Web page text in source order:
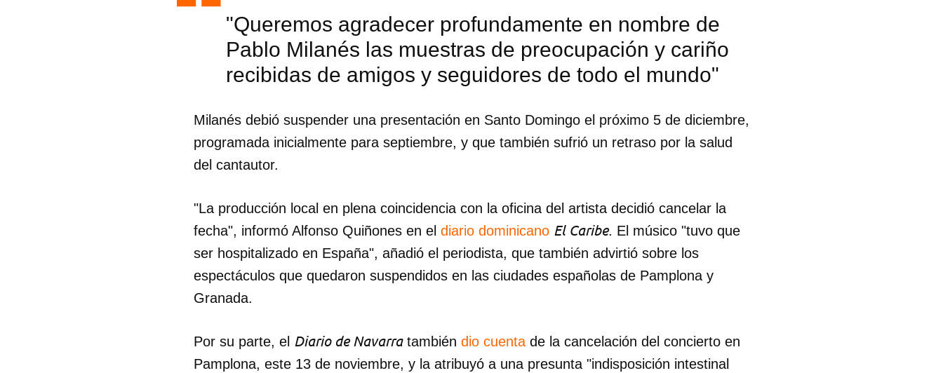
Guardar como favorito
Para poder guardar como favorito, primero has de iniciar sesión con tu
cuenta de 14ymedio.
INICIAR SESIÓN CANCELAR
"Queremos agradecer profundamente en nombre de
Pablo Milanés las muestras de preocupación y cariño
recibidas de amigos y seguidores de todo el mundo"
Milanés debió suspender una presentación en Santo Domingo el próximo 5 de diciembre,
programada inicialmente para septiembre, y que también sufrió un retraso por la salud
del cantautor.
"La producción local en plena coincidencia con la oficina del artista decidió cancelar la
fecha", informó Alfonso Quiñones en el diario dominicano El Caribe. El músico "tuvo que
ser hospitalizado en España", añadió el periodista, que también advirtió sobre los
espectáculos que quedaron suspendidos en las ciudades españolas de Pamplona y
Granada.
Por su parte, el Diario de Navarratambién dio cuenta de la cancelación del concierto en
Pamplona, este 13 de noviembre, y la atribuyó a una presunta "indisposición intestinal